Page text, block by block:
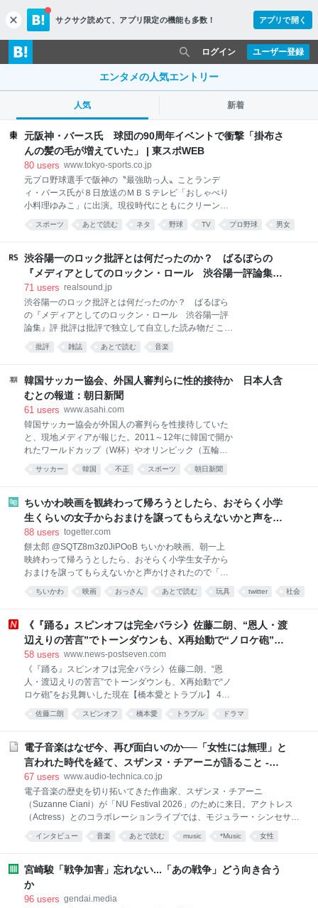
c
l
o
s
サクサク読めて、 アプリ限定の機能も多数！ アプリで開く
ユーザー登録
ログイン
エンタメの人気エントリー
人気 新着
元阪神・バース氏 球団の90周年イベントで衝撃「掛布さ
んの髪の毛が増えていた」 | 東スポWEB
80 users www.tokyo-sports.co.jp
元プロ野球選手で阪神の〝最強助っ人〟ことランデ
ィ・バース氏が８日放送のＭＢＳテレビ「おしゃべり
小料理ゆみこ」に出演。現役時代にともにクリーンア
ップを担った掛布雅之氏、岡田彰布氏の裏話を披露し
た。 大の虎党として知られるＭＣの有働由美子から、
イガースの選手はみんなスピードがある。掛布さんも
岡田さんもみんな遅かった」と指摘。「その代わりに
私たちはホームランを打った」と付け加え、ニッコリ
と質問すると、バース氏は「阪神タイガース９０周年
のイベントに呼ばれて久しぶりに来日してビックリし
たのが、掛布さんの髪の毛が増えていたんだよ。それ
に一番驚いたんだ」とニヤリ。 それに爆笑した有働が
氏は「でも、岡田さんは髪の毛
スポーツ あとで読む ネタ 野球 TV プロ野球 男女
渋谷陽一のロック批評とは何だったのか？ ばるぼらの
『メディアとしてのロックン・ロール 渋谷陽一評論集』
評
71 users realsound.jp
渋谷陽一のロック批評とは何だったのか？ ばるぼら
の『メディアとしてのロックン・ロール 渋谷陽一評
論集』評 批評は批評で独立して自立した読み物だ これ
までちゃんと読んだことがなく、「最後の単行本」と
いうキャッチコピーをきっかけに、何か感傷的な気持
に面食らうだろう。一体この人はなぜずっと怒りっぱ
なしなのかと。それはもちろん、自分たち以外すべて
のロック・ジャーナリズムがゴミだったからだ。 日本
出た。2026年6月9日に刊行された『メディアとしての
ロックン・ロール 渋谷陽一評論集』である。雑誌
『ロッキング・オン』『CUT』をはじめ数々の雑誌を
創刊してきた編集者であり、音楽ジャーナリストであ
批評 雑誌 あとで読む 音楽
韓国サッカー協会、外国人審判らに性的接待か 日本人含
むとの報道：朝日新聞
61 users www.asahi.com
韓国サッカー協会が外国人の審判らを性接待していた
と、現地メディアが報じた。2011～12年に韓国で開か
れたワールドカップ（W杯）やオリンピック（五輪）
の出場をかけた予選などに携わった審判らで、日本
人…
サッカー 韓国 不正 スポーツ 朝日新聞
ちいかわ映画を観終わって帰ろうとしたら、おそらく小学
生くらいの女子からおまけを譲ってもらえないかと声をか
けられたが、おっさんはこのように返答しました
88 users togetter.com
餅太郎 @SQTZ8m3z0JiPOoB ちいかわ映画、朝一上
映終わって帰ろうとしたら、おそらく小学生女子から
おまけを譲ってもらえないかと声かけされたので「こ
んな時間に一人でちいかわ見に来るようなおっさんは
ほぼ異常者だから関わらないように気をつけて」と返
ちいかわ 映画 おっさん あとで読む 玩具 twitter 社会
《『踊る』スピンオフは完全バラシ》佐藤二朗、“恩人・渡
辺えりの苦言”でトーンダウンも、X再始動で“ノロケ砲”を
お見舞いした現在【橋本愛とトラブル】
58 users www.news-postseven.com
《『踊る』スピンオフは完全バラシ》佐藤二朗、“恩
人・渡辺えりの苦言”でトーンダウンも、X再始動で“ノ
ロケ砲”をお見舞いした現在【橋本愛とトラブル】 4月
期に放送されたドラマ『夫婦別姓刑事』（フジテレビ
系）で共演した橋本愛（30）とのトラブルが発覚した
『踊る大捜査線 N.E.W. メトロポリスを駆け抜けろ！』
（9月18日公開）のスピンオフ作品の撮影中止が正式
に決まったという。 フジテレビ関係者が明かす。 「7
て、フジが主演の佐藤さん側に降板を通達したと聞い
ています。 それでも本広克行監督は、〈降板じゃない
から！一旦中止して整えてるだけ…〉などとXに投稿
して粘っていましたが、つい先日、撮影の完全バラシ
フ
佐藤二朗 スピンオフ 橋本愛 トラブル ドラマ
電子音楽はなぜ今、再び面白いのか──「女性には無理」と
言われた時代を経て、スザンヌ・チアーニが語ること -
Always Listening by Audio-Technica（オーディオテク
ニカ）
67 users www.audio-technica.co.jp
電子音楽の歴史を切り拓いてきた作曲家、スザンヌ・チアーニ
（Suzanne Ciani）が「NU Festival 2026」のために来日。アクトレス
（Actress）とのコラボレーションライブでは、モジュラー・シンセサイ
ザーのパイオニアであるBuchlaを使用したクアドラフォニック（4チャ
ンネルサラウンド）パフォーマンスを披露し、会場を立体的な音響空間
が、そのライブを起点に彼女独自の音楽観を探る。80歳を迎えた今なお
進化を続ける、電子音楽のパイオニアの現在地とは。 私は作曲家、そし
て機械を愛する人。「女性には無理だ」というジェンダーバイアスの中
インタビュー 音楽 あとで読む music *Music 女性
宮崎駿「戦争加害」忘れない...「あの戦争」どう向き合う
か
96 users gendai.media